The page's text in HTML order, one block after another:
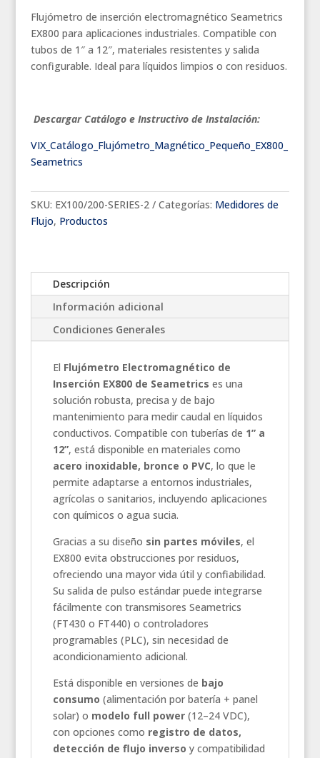
–
1"
a
12"
Flujómetro de inserción electromagnético Seametrics
EX800 para aplicaciones industriales. Compatible con
tubos de 1″ a 12″, materiales resistentes y salida
configurable. Ideal para líquidos limpios o con residuos.
Descargar Catálogo e Instructivo de Instalación:
VIX_Catálogo_Flujómetro_Magnético_Pequeño_EX800_
Seametrics
SKU: EX100/200-SERIES-2 Categorías: Medidores de
Flujo, Productos
Descripción
Información adicional
Condiciones Generales
El Flujómetro Electromagnético de
Inserción EX800 de Seametrics es una
solución robusta, precisa y de bajo
mantenimiento para medir caudal en líquidos
conductivos. Compatible con tuberías de 1” a
12”, está disponible en materiales como
acero inoxidable, bronce o PVC, lo que le
permite adaptarse a entornos industriales,
agrícolas o sanitarios, incluyendo aplicaciones
con químicos o agua sucia.
Gracias a su diseño sin partes móviles, el
EX800 evita obstrucciones por residuos,
ofreciendo una mayor vida útil y confiabilidad.
Su salida de pulso estándar puede integrarse
fácilmente con transmisores Seametrics
(FT430 o FT440) o controladores
programables (PLC), sin necesidad de
acondicionamiento adicional.
Está disponible en versiones de bajo
consumo (alimentación por batería + panel
solar) o modelo full power(12–24 VDC),
con opciones como registro de datos,
detección de flujo inverso y compatibilidad